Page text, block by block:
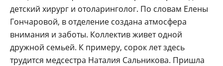
детский хирург и отоларинголог. По словам Елены
Гончаровой, в отделение создана атмосфера
внимания и заботы. Коллектив живет одной
дружной семьей. К примеру, сорок лет здесь
трудится медсестра Наталия Сальникова. Пришла